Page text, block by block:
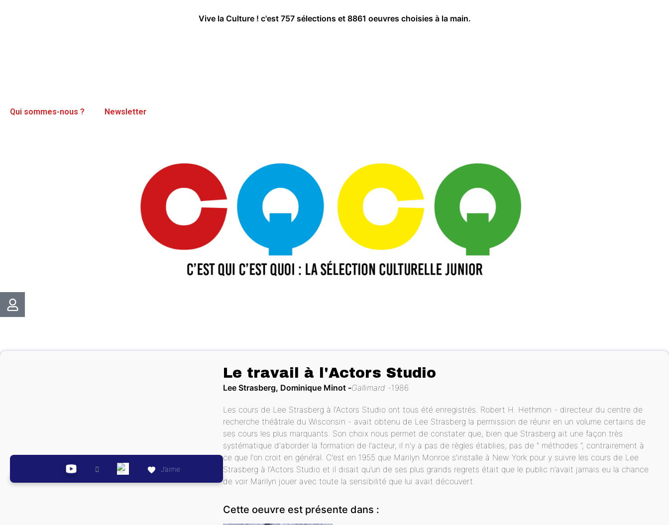
Vive la Culture ! c'est 757 sélections et 8861 oeuvres choisies à la main.
Qui sommes-nous ? Newsletter
J’aime
Le travail à l'Actors Studio
Lee Strasberg, Dominique Minot Gallimard 1986
Les cours de Lee Strasberg à l'Actors Studio ont tous été enregistrés. Robert H. Hethmon - directeur du centre de
recherche théâtrale du Wisconsin - avait obtenu de Lee Strasberg la permission de réunir en un volume certains de
ses cours les plus marquants. Son choix nous permet de constater que, bien que Strasberg ait une façon très
systématique d'aborder la formation de l'acteur, il n'y a pas de règles établies, pas de " méthodes ", contrairement à
ce que l'on croit en général. C’est en 1955 que Marilyn Monroe s’installe à New York pour y suivre les cours de Lee
Strasberg à l'Actors Studio et il disait qu’un de ses plus grands regrets était que le public n’avait jamais eu la chance
de voir Marilyn jouer avec toute la sensibilité que lui avait découvert.
Cette oeuvre est présente dans :